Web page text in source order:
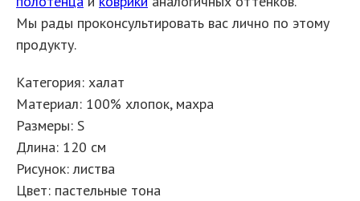
Мы рады проконсультировать вас лично по этому
продукту.
Категория: халат
Материал: 100% хлопок, махра
Размеры: S
Длина: 120 см
Рисунок: листва
Цвет: пастельные тона